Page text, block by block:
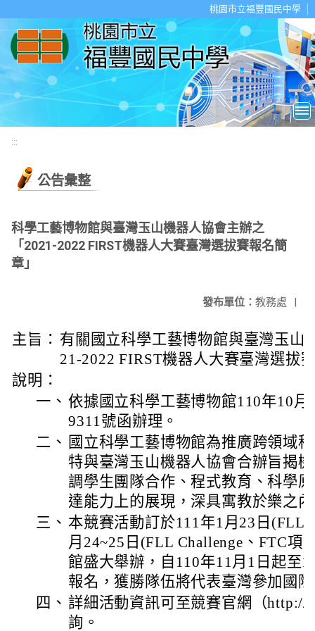
桃園市立福豐國民中學
:::
公告彙整
科學工藝博物館與臺灣玉山機器人協會主辦之
「2021-2022 FIRST機器人大賽臺灣選拔賽報名簡
章」
發布單位： 教務處 |
主旨： 有關國立科學工藝博物館與臺灣玉山
21-2022 FIRST機器人大賽臺灣選拔
說明：
一、 依據國立科學工藝博物館110年10月
9311號函辦理。
二、 國立科學工藝博物館為推廣跨領域
特與臺灣玉山機器人協會合辦旨揭
調學生團隊合作、程式教育、科學
達能力上的展現，深具寓教於樂之
三、 本競賽活動訂於111年1月23日(FLL
月24~25日(FLL Challenge、FTC項
館盛大舉辦，自110年11月1日起至
報名，獲勝隊伍將代表臺灣參加國
四、 詳細活動資訊可至競賽官網（http://
詢。